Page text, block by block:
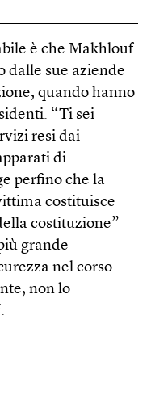
è che Makhlouf
dalle sue aziende
quando hanno
“Ti sei
resi dai
di
perfino che la
costituisce
costituzione”
grande
nel corso
non lo